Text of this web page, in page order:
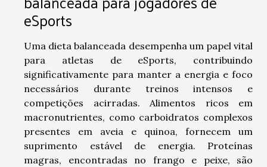
eSports
Uma dieta balanceada desempenha um papel vital
para atletas de eSports, contribuindo
significativamente para manter a energia e foco
necessários durante treinos intensos e
competições acirradas. Alimentos ricos em
macronutrientes, como carboidratos complexos
presentes em aveia e quinoa, fornecem um
suprimento estável de energia. Proteínas
magras, encontradas no frango e peixe, são